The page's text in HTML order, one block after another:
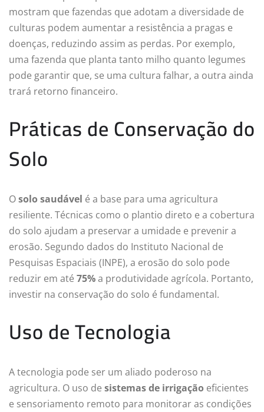
mostram que fazendas que adotam a diversidade de
culturas podem aumentar a resistência a pragas e
doenças, reduzindo assim as perdas. Por exemplo,
uma fazenda que planta tanto milho quanto legumes
pode garantir que, se uma cultura falhar, a outra ainda
trará retorno financeiro.
Práticas de Conservação do
Solo
Osolo saudável é a base para uma agricultura
resiliente. Técnicas como o plantio direto e a cobertura
do solo ajudam a preservar a umidade e prevenir a
erosão. Segundo dados do Instituto Nacional de
Pesquisas Espaciais (INPE), a erosão do solo pode
reduzir em até 75%a produtividade agrícola. Portanto,
investir na conservação do solo é fundamental.
Uso de Tecnologia
A tecnologia pode ser um aliado poderoso na
agricultura. O uso de sistemas de irrigação eficientes
e sensoriamento remoto para monitorar as condições